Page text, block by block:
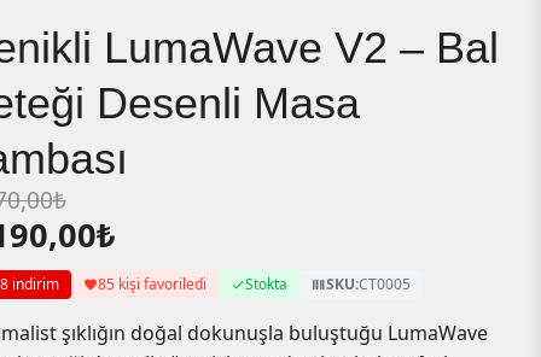
LumaWave V2 – Bal
Desenli Masa
₺
₺
indirim 85 kişi favoriledi Stokta SKU:CT0005
şıklığın doğal dokunuşla buluştuğu LumaWave